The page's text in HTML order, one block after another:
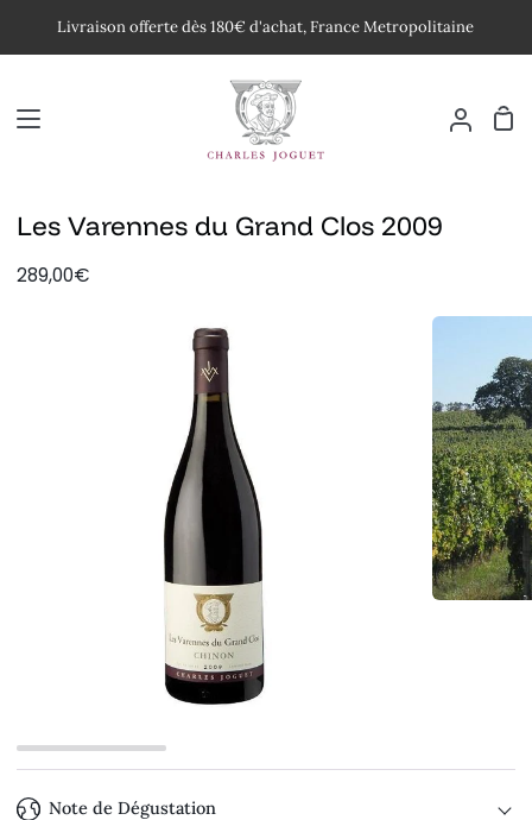
Livraison offerte dès 180€ d'achat, France Metropolitaine
Mon
Les Varennes du Grand Clos 2009
289,00€
Note de Dégustation